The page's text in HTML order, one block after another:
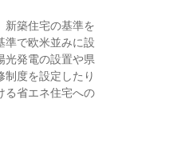
新築住宅の基準を
準で欧米並みに設
光発電の設置や県
制度を設定したり
る省エネ住宅への